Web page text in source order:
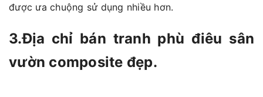
được ưa chuộng sử dụng nhiều hơn.
3.Địa chỉ bán tranh phù điêu sân
vườn composite đẹp.